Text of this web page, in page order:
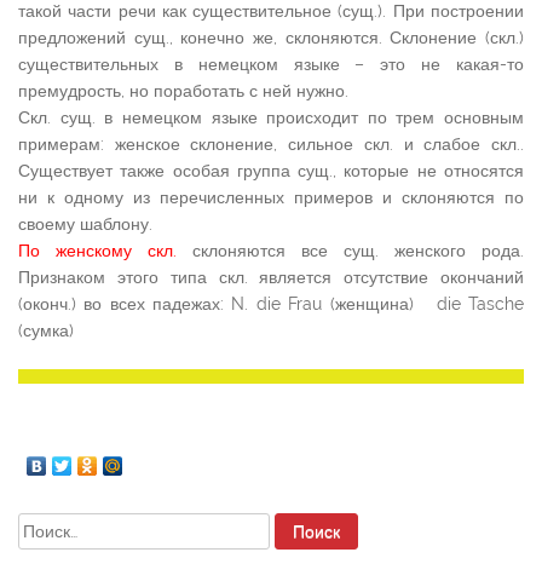
такой части речи как существительное (сущ.). При построении
предложений сущ., конечно же, склоняются. Склонение (скл.)
существительных в немецком языке – это не какая-то
премудрость, но поработать с ней нужно.
Скл. сущ. в немецком языке происходит по трем основным
примерам: женское склонение, сильное скл. и слабое скл..
Существует также особая группа сущ., которые не относятся
ни к одному из перечисленных примеров и склоняются по
своему шаблону.
По женскому скл. склоняются все сущ. женского рода.
Признаком этого типа скл. является отсутствие окончаний
(оконч.) во всех падежах: N. die Frau (женщина) die Tasche
(сумка)
Найти: